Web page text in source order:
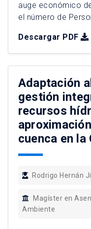
auge económico
el número de
catastros de 2005
sido abordadas
perspectiva
indicador de las […]
Descargar PDF
Adaptación
gestión
recursos
cuenca en la
Rodrigo Hernán
Magíster en
Ambiente